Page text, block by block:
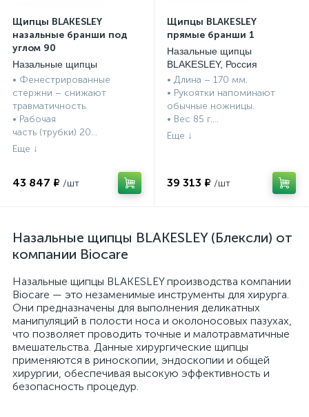
Щипцы BLAKESLEY
назальные бранши под
углом 90
Назальные щипцы
BLAKESLEY, Россия
• Фенестрированные
стержни – снижают
травматичность.
• Рабочая
часть (трубки) 20...
43 847 ₽
Щипцы BLAKESLEY
прямые бранши 1
Назальные щипцы
BLAKESLEY, Россия
• Длина – 170 мм.
• Рукоятки напоминают
обычные ножницы.
• Вес 85 г....
39 313 ₽
Назальные щипцы BLAKESLEY (Блексли) от
компании Biocare
Назальные щипцы BLAKESLEY производства компании
Biocare — это незаменимые инструменты для хирурга.
Они предназначены для выполнения деликатных
манипуляций в полости носа и околоносовых пазухах,
что позволяет проводить точные и малотравматичные
вмешательства. Данные хирургические щипцы
применяются в риноскопии, эндоскопии и общей
хирургии, обеспечивая высокую эффективность и
безопасность процедур.